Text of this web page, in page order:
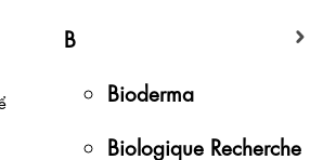
B
Bioderma
Biologique Recherche